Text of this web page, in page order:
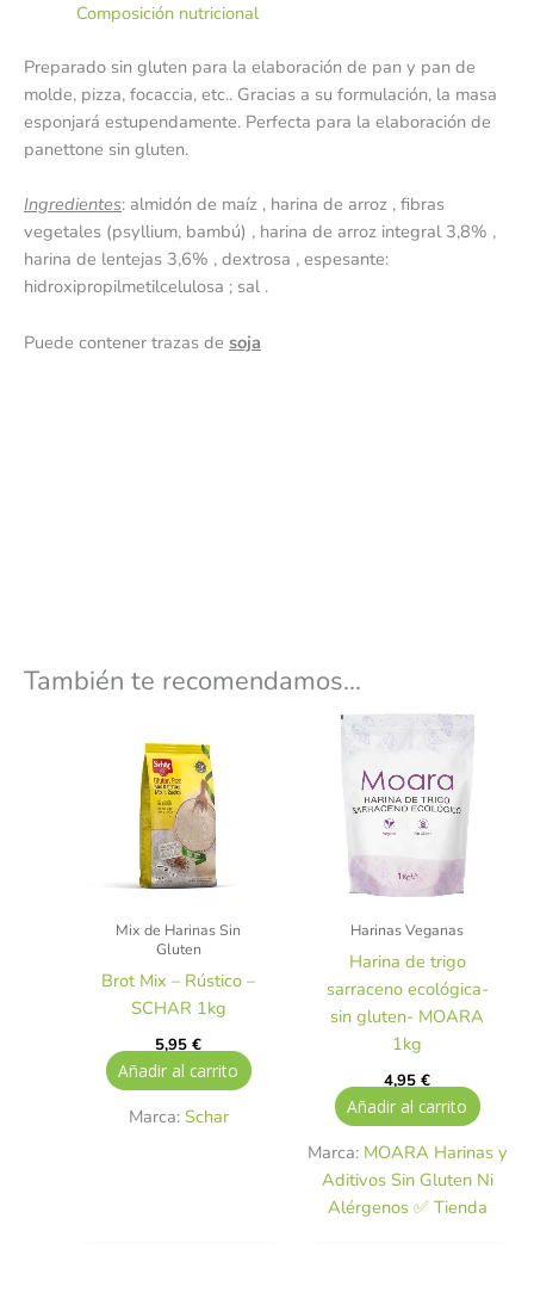
Composición nutricional
Preparado sin gluten para la elaboración de pan y pan de
molde, pizza, focaccia, etc.. Gracias a su formulación, la masa
esponjará estupendamente. Perfecta para la elaboración de
panettone sin gluten.
Ingredientes: almidón de maíz , harina de arroz , fibras
vegetales (psyllium, bambú) , harina de arroz integral 3,8% ,
harina de lentejas 3,6% , dextrosa , espesante:
hidroxipropilmetilcelulosa ; sal .
Puede contener trazas de soja
También te recomendamos…
Mix de Harinas Sin
Gluten
Brot Mix – Rústico –
SCHAR 1kg
5,95€
Añadir al carrito
Marca: Schar
Harinas Veganas
Harina de trigo
sarraceno ecológica-
sin gluten- MOARA
1kg
4,95€
Añadir al carrito
Marca: MOARA Harinas y
Aditivos Sin Gluten Ni
Alérgenos ✅ Tienda